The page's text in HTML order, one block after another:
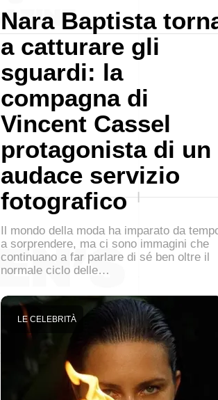
Nara Baptista
a catturare gli
sguardi: la
compagna di
Vincent Cassel
protagonista di un
audace servizio
fotografico
Il mondo della moda ha imparato da
a sorprendere, ma ci sono immagini che
continuano a far parlare di sé ben oltre il
normale ciclo delle…
LE CELEBRITÀ